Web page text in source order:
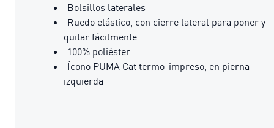
Bolsillos laterales
Ruedo elástico, con cierre lateral para poner y
quitar fácilmente
100% poliéster
Ícono PUMA Cat termo-impreso, en pierna
izquierda